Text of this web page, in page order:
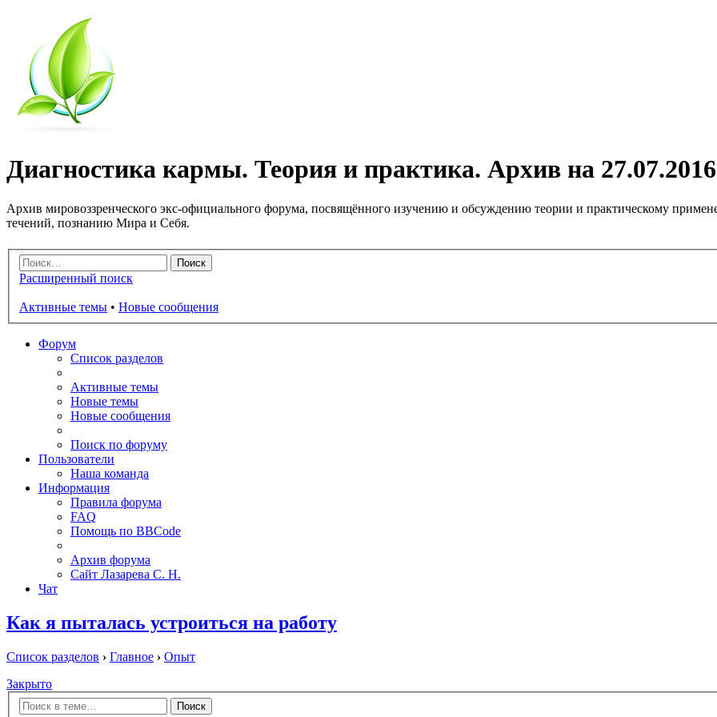
Диагностика кармы. Теория и практика. Архив на 27.07.2016
Архив мировоззренческого экс-официального форума, посвящённого изучению и обсуждению теории и практическому
течений, познанию Мира и Себя.
Расширенный поиск
Активные темы • Новые сообщения
Форум
Список разделов
Активные темы
Новые темы
Новые сообщения
Поиск по форуму
Пользователи
Наша команда
Информация
Правила форума
FAQ
Помощь по BBCode
Архив форума
Сайт Лазарева С. Н.
Чат
Как я пыталась устроиться на работу
Список разделов › Главное › Опыт
Закрыто